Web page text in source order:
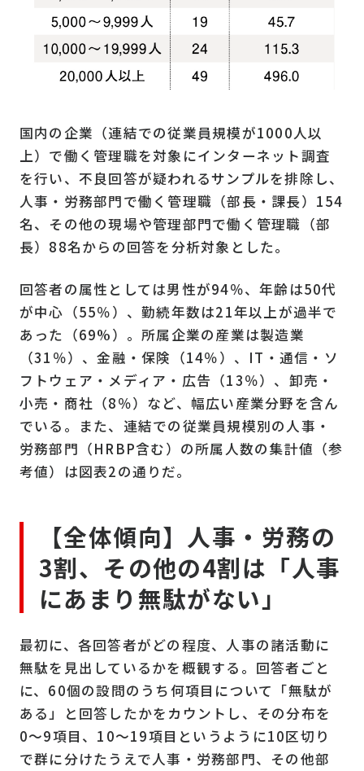
国内の企業（連結での従業員規模が1000人以
上）で働く管理職を対象にインターネット調査
を行い、不良回答が疑われるサンプルを排除し、
人事・労務部門で働く管理職（部長・課長）154
名、その他の現場や管理部門で働く管理職（部
長）88名からの回答を分析対象とした。
回答者の属性としては男性が94％、年齢は50代
が中心（55％）、勤続年数は21年以上が過半で
あった（69%）。所属企業の産業は製造業
（31％）、金融・保険（14％）、IT・通信・ソ
フトウェア・メディア・広告（13％）、卸売・
小売・商社（8％）など、幅広い産業分野を含ん
でいる。また、連結での従業員規模別の人事・
労務部門（HRBP含む）の所属人数の集計値（参
考値）は図表2の通りだ。
【全体傾向】人事・労務の
3割、その他の4割は「人事
にあまり無駄がない」
最初に、各回答者がどの程度、人事の諸活動に
無駄を見出しているかを概観する。回答者ごと
に、 60個の設問のうち何項目について「無駄が
ある」と回答したかをカウントし、その分布を
0〜9項目、10〜19項目というように10区切り
で群に分けたうえで人事・労務部門、その他部